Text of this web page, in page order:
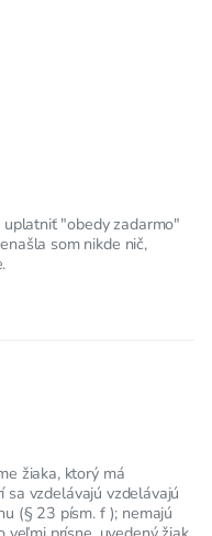
uplatniť "obedy zadarmo"
som nikde nič,
žiaka, ktorý má
sa vzdelávajú vzdelávajú
(§ 23 písm. f ); nemajú